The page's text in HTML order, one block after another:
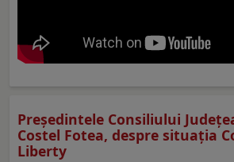
Preşedintele Consiliului
Costel Fotea, despre situaţia
Liberty